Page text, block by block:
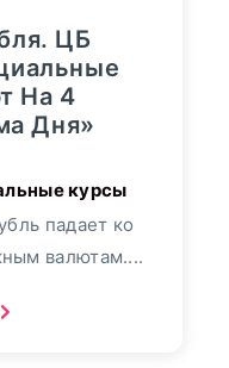
ЦБ
На 4
Дня»
падает ко
валютам....